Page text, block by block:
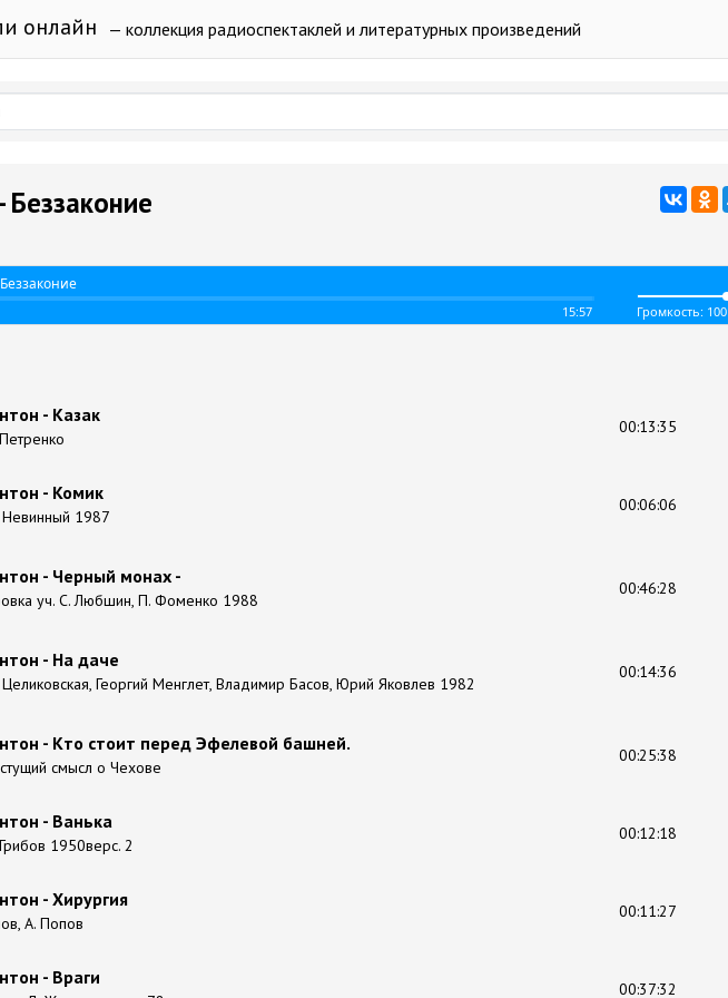
онлайн — коллекция радиоспектаклей и литературных произведений
15:57 Громкость: 100
- Казак
00:13:35
- Комик
Невинный 1987
00:06:06
- Черный монах -
уч. С. Любшин, П. Фоменко 1988
00:46:28
- На даче
Георгий Менглет, Владимир Басов, Юрий Яковлев 1982
00:14:36
- Кто стоит перед Эфелевой башней.
смысл о Чехове
00:25:38
- Ванька
1950верс. 2
00:12:18
- Хирургия
А. Попов
00:11:27
- Враги
00:37:32